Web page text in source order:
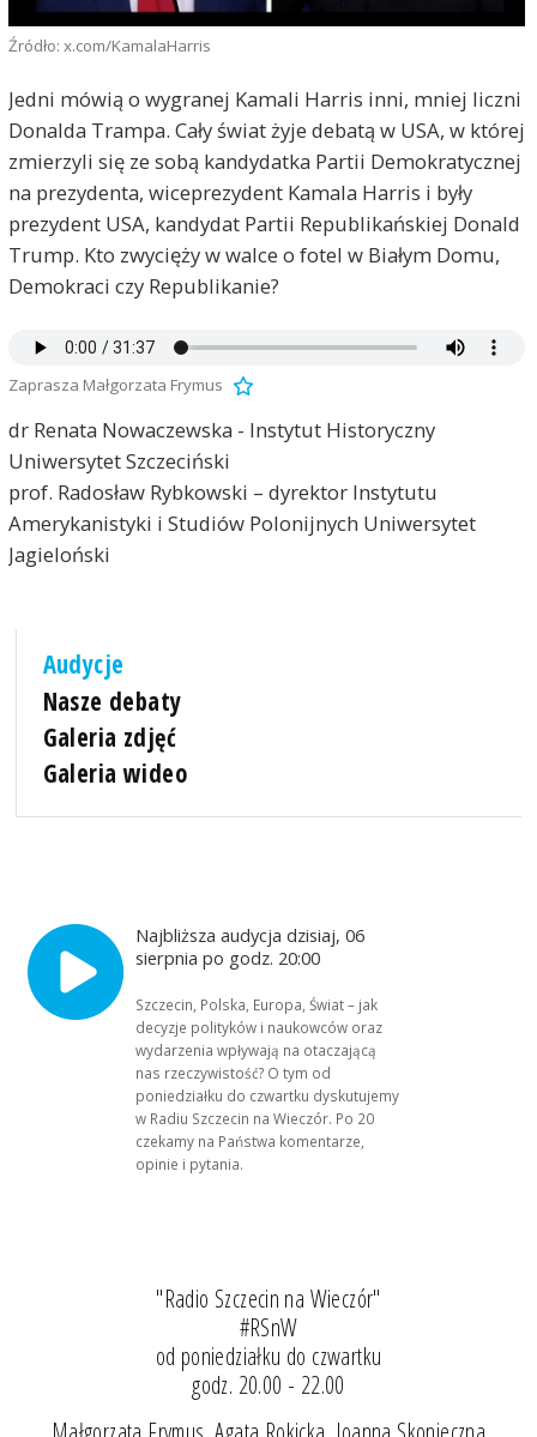
Źródło: x.com/KamalaHarris
Jedni mówią o wygranej Kamali Harris inni, mniej liczni
Donalda Trampa. Cały świat żyje debatą w USA, w której
zmierzyli się ze sobą kandydatka Partii Demokratycznej
na prezydenta, wiceprezydent Kamala Harris i były
prezydent USA, kandydat Partii Republikańskiej Donald
Trump. Kto zwycięży w walce o fotel w Białym Domu,
Demokraci czy Republikanie?
Zaprasza Małgorzata Frymus
dr Renata Nowaczewska - Instytut Historyczny
Uniwersytet Szczeciński
prof. Radosław Rybkowski – dyrektor Instytutu
Amerykanistyki i Studiów Polonijnych Uniwersytet
Jagieloński
Audycje
Nasze debaty
Galeria zdjęć
Galeria wideo
Najbliższa audycja dzisiaj, 06
sierpnia po godz. 20:00
Szczecin, Polska, Europa, Świat – jak
decyzje polityków i naukowców oraz
wydarzenia wpływają na otaczającą
nas rzeczywistość? O tym od
poniedziałku do czwartku dyskutujemy
w Radiu Szczecin na Wieczór. Po 20
czekamy na Państwa komentarze,
opinie i pytania.
"Radio Szczecin na Wieczór"
#RSnW
od poniedziałku do czwartku
godz. 20.00 - 22.00